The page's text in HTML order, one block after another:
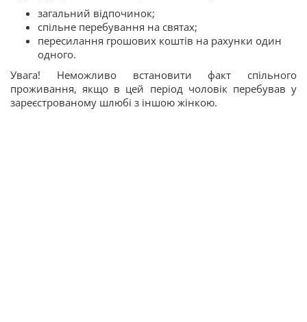
загальний відпочинок;
спільне перебування на святах;
пересилання грошових коштів на рахунки один
одного.
Увага! Неможливо встановити факт спільного
проживання, якщо в цей період чоловік перебував у
зареєстрованому шлюбі з іншою жінкою.